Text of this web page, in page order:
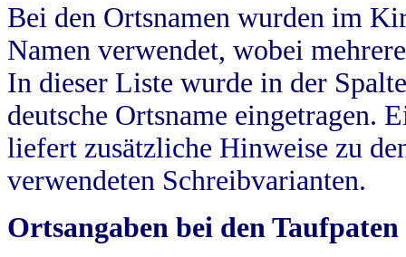
Bei den Ortsnamen wurden im
Namen verwendet, wobei
In dieser Liste wurde in der
deutsche Ortsname eingetragen.
liefert zusätzliche Hinweise zu
verwendeten Schreibvarianten.
Ortsangaben bei den Taufpaten